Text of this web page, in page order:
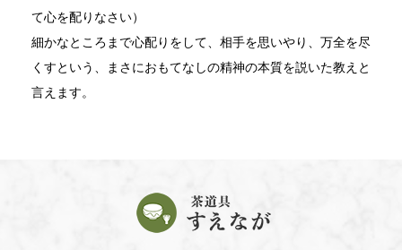
て心を配りなさい）
細かなところまで心配りをして、相手を思いやり、万全を尽
くすという、まさにおもてなしの精神の本質を説いた教えと
言えます。